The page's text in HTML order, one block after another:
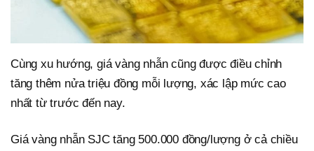
Cùng xu hướng, giá vàng nhẫn cũng được điều chỉnh
tăng thêm nửa triệu đồng mỗi lượng, xác lập mức cao
nhất từ trước đến nay.
Giá vàng nhẫn SJC tăng 500.000 đồng/lượng ở cả chiều